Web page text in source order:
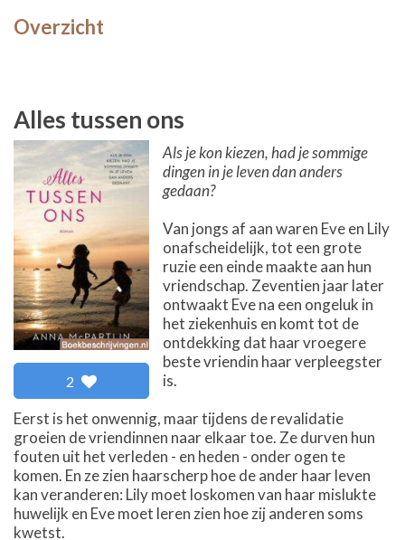
Overzicht
Alles tussen ons
2
Als je kon kiezen, had je sommige
dingen in je leven dan anders
gedaan?
Van jongs af aan waren Eve en Lily
onafscheidelijk, tot een grote
ruzie een einde maakte aan hun
vriendschap. Zeventien jaar later
ontwaakt Eve na een ongeluk in
het ziekenhuis en komt tot de
ontdekking dat haar vroegere
beste vriendin haar verpleegster
is.
Eerst is het onwennig, maar tijdens de revalidatie
groeien de vriendinnen naar elkaar toe. Ze durven hun
fouten uit het verleden - en heden - onder ogen te
komen. En ze zien haarscherp hoe de ander haar leven
kan veranderen: Lily moet loskomen van haar mislukte
huwelijk en Eve moet leren zien hoe zij anderen soms
kwetst.